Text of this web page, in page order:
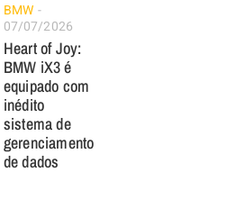
BMW
07/07/2026
Heart of Joy:
BMW iX3 é
equipado com
inédito
sistema de
gerenciamento
de dados